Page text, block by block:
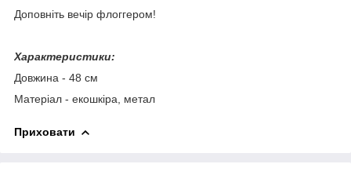
Доповніть вечір флоггером!
Характеристики:
Довжина - 48 см
Матеріал - екошкіра, метал
Приховати